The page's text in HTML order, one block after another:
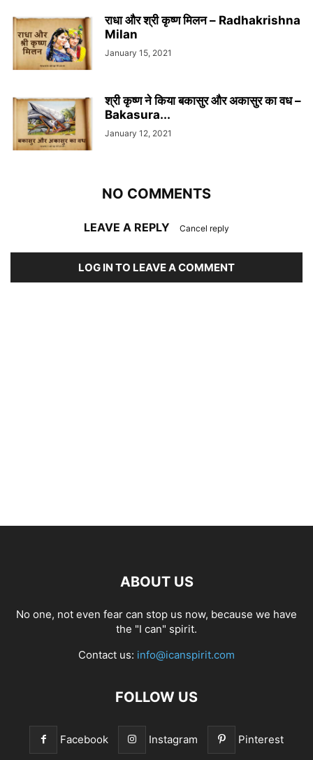
राधा और श्री कृष्ण मिलन – Radhakrishna
Milan
January 15, 2021
श्री कृष्ण ने किया बकासुर और अकासुर का वध –
Bakasura...
January 12, 2021
NO COMMENTS
LEAVE A REPLY Cancel reply
LOG IN TO LEAVE A COMMENT
ABOUT US
No one, not even fear can stop us now, because we have
the "I can" spirit.
Contact us: info@icanspirit.com
FOLLOW US
Facebook Instagram Pinterest